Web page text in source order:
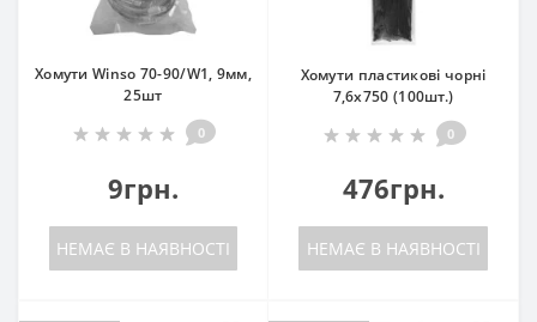
Хомути Winso 70-90/W1, 9мм,
25шт
0
9грн.
НЕМАЄ В НАЯВНОСТІ
Хомути пластикові чорні
7,6x750 (100шт.)
0
476грн.
НЕМАЄ В НАЯВНОСТІ